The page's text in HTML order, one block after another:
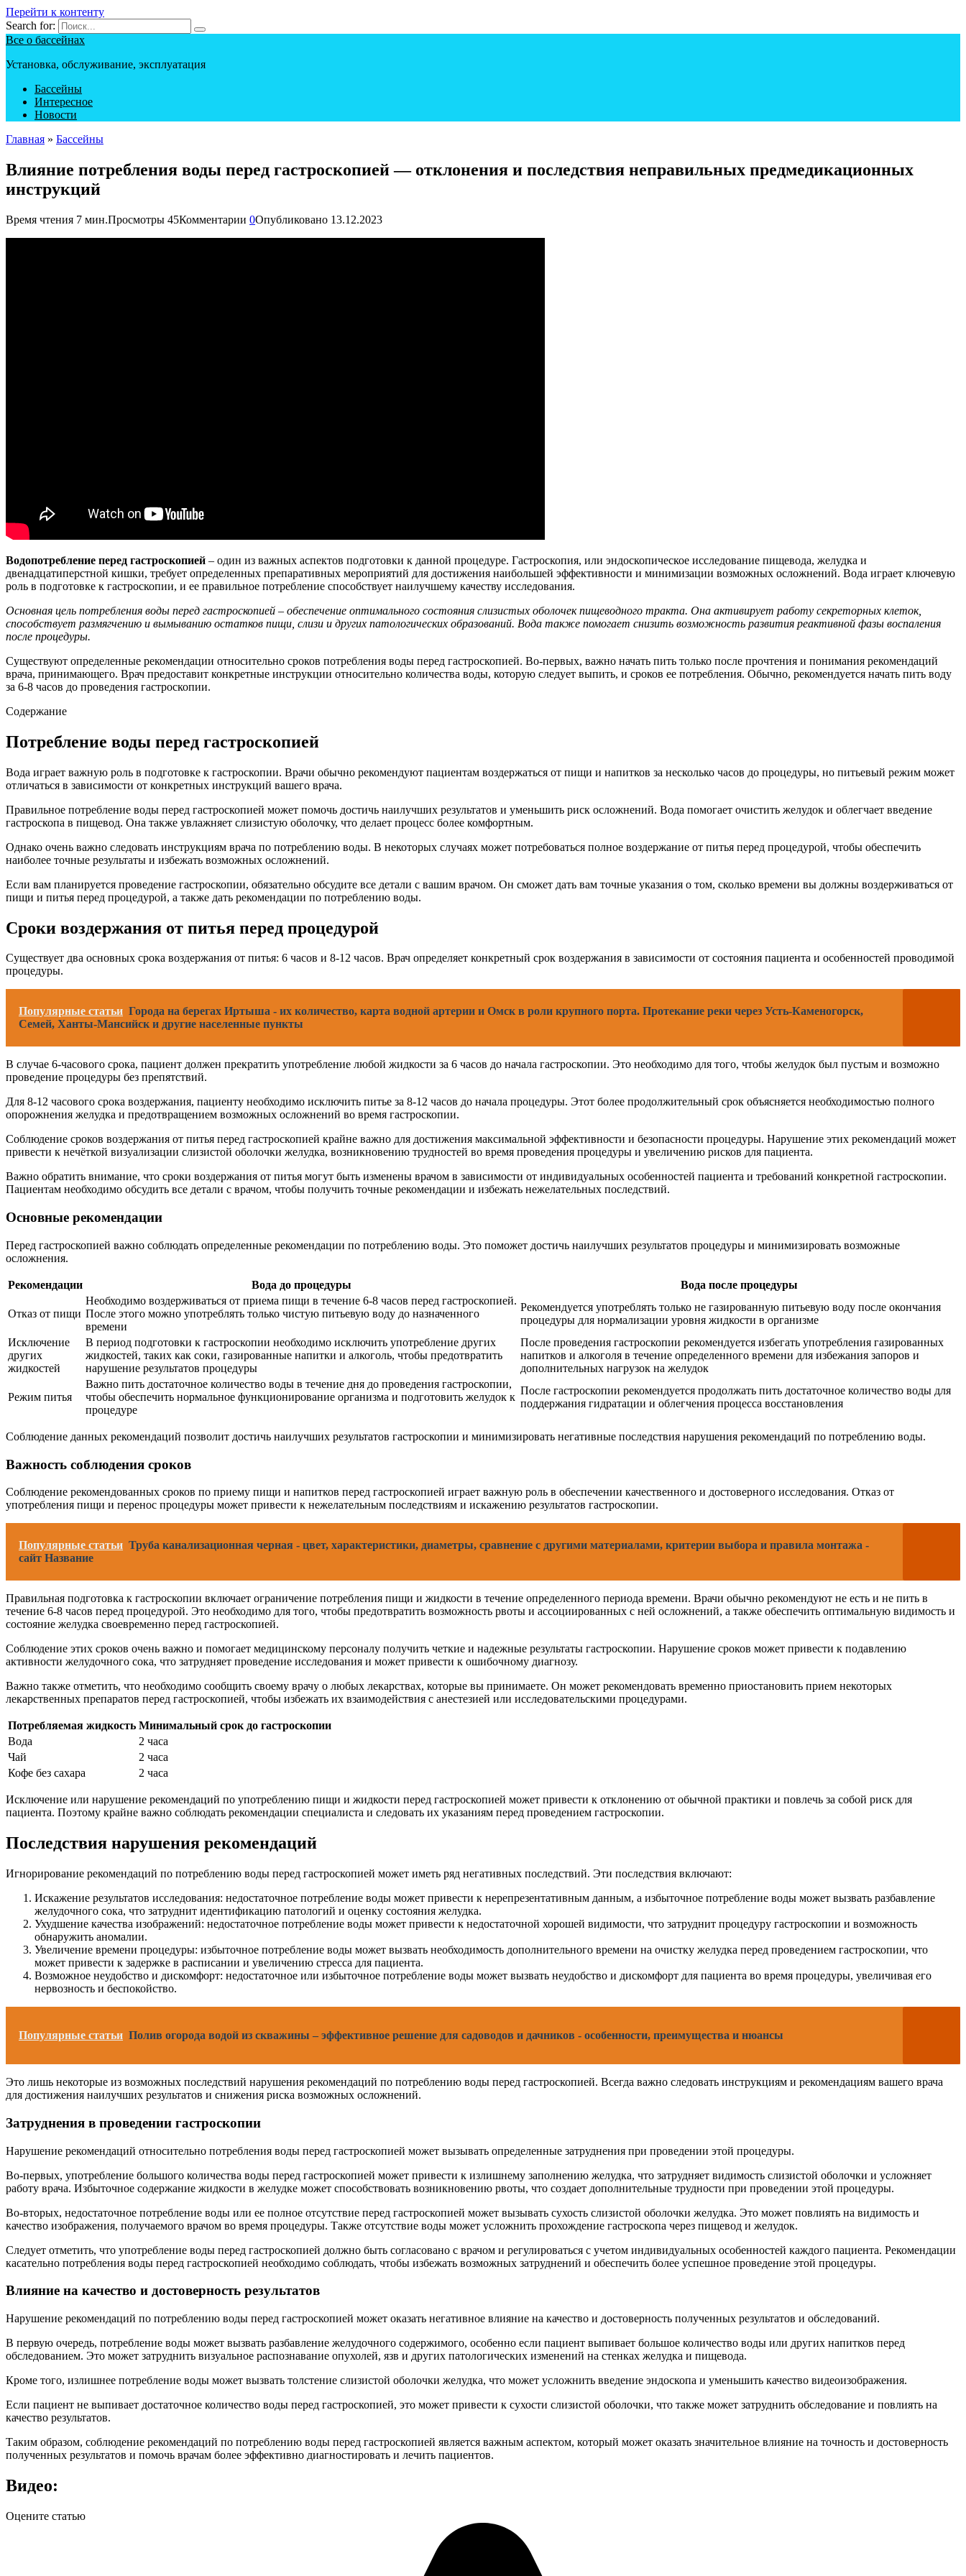
Перейти к контенту
Search for:
Все о бассейнах
Установка, обслуживание, эксплуатация
Бассейны
Интересное
Новости
Главная » Бассейны
Влияние потребления воды перед гастроскопией — отклонения и последствия неправильных предмедикационных
инструкций
Время чтения 7 мин.Просмотры 45Комментарии 0Опубликовано 13.12.2023
Водопотребление перед гастроскопией – один из важных аспектов подготовки к данной процедуре. Гастроскопия, или эндоскопическое исследование пищевода, желудка и
двенадцатиперстной кишки, требует определенных препаративных мероприятий для достижения наибольшей эффективности и минимизации возможных осложнений. Вода играет ключевую
роль в подготовке к гастроскопии, и ее правильное потребление способствует наилучшему качеству исследования.
Основная цель потребления воды перед гастроскопией – обеспечение оптимального состояния слизистых оболочек пищеводного тракта. Она активирует работу секреторных клеток,
способствует размягчению и вымыванию остатков пищи, слизи и других патологических образований. Вода также помогает снизить возможность развития реактивной фазы воспаления
после процедуры.
Существуют определенные рекомендации относительно сроков потребления воды перед гастроскопией. Во-первых, важно начать пить только после прочтения и понимания рекомендаций
врача, принимающего. Врач предоставит конкретные инструкции относительно количества воды, которую следует выпить, и сроков ее потребления. Обычно, рекомендуется начать пить воду
за 6-8 часов до проведения гастроскопии.
Содержание
Потребление воды перед гастроскопией
Вода играет важную роль в подготовке к гастроскопии. Врачи обычно рекомендуют пациентам воздержаться от пищи и напитков за несколько часов до процедуры, но питьевый режим может
отличаться в зависимости от конкретных инструкций вашего врача.
Правильное потребление воды перед гастроскопией может помочь достичь наилучших результатов и уменьшить риск осложнений. Вода помогает очистить желудок и облегчает введение
гастроскопа в пищевод. Она также увлажняет слизистую оболочку, что делает процесс более комфортным.
Однако очень важно следовать инструкциям врача по потреблению воды. В некоторых случаях может потребоваться полное воздержание от питья перед процедурой, чтобы обеспечить
наиболее точные результаты и избежать возможных осложнений.
Если вам планируется проведение гастроскопии, обязательно обсудите все детали с вашим врачом. Он сможет дать вам точные указания о том, сколько времени вы должны воздерживаться от
пищи и питья перед процедурой, а также дать рекомендации по потреблению воды.
Сроки воздержания от питья перед процедурой
Существует два основных срока воздержания от питья: 6 часов и 8-12 часов. Врач определяет конкретный срок воздержания в зависимости от состояния пациента и особенностей проводимой
процедуры.
Популярные статьи Города на берегах Иртыша - их количество, карта водной артерии и Омск в роли крупного порта. Протекание реки через Усть-Каменогорск,
Семей, Ханты-Мансийск и другие населенные пункты
В случае 6-часового срока, пациент должен прекратить употребление любой жидкости за 6 часов до начала гастроскопии. Это необходимо для того, чтобы желудок был пустым и возможно
проведение процедуры без препятствий.
Для 8-12 часового срока воздержания, пациенту необходимо исключить питье за 8-12 часов до начала процедуры. Этот более продолжительный срок объясняется необходимостью полного
опорожнения желудка и предотвращением возможных осложнений во время гастроскопии.
Соблюдение сроков воздержания от питья перед гастроскопией крайне важно для достижения максимальной эффективности и безопасности процедуры. Нарушение этих рекомендаций может
привести к нечёткой визуализации слизистой оболочки желудка, возникновению трудностей во время проведения процедуры и увеличению рисков для пациента.
Важно обратить внимание, что сроки воздержания от питья могут быть изменены врачом в зависимости от индивидуальных особенностей пациента и требований конкретной гастроскопии.
Пациентам необходимо обсудить все детали с врачом, чтобы получить точные рекомендации и избежать нежелательных последствий.
Основные рекомендации
Перед гастроскопией важно соблюдать определенные рекомендации по потреблению воды. Это поможет достичь наилучших результатов процедуры и минимизировать возможные
осложнения.
Рекомендации Вода до процедуры Вода после процедуры
Отказ от пищи
Необходимо воздерживаться от приема пищи в течение 6-8 часов перед гастроскопией.
После этого можно употреблять только чистую питьевую воду до назначенного
времени
Рекомендуется употреблять только не газированную питьевую воду после окончания
процедуры для нормализации уровня жидкости в организме
Исключение
других
жидкостей
В период подготовки к гастроскопии необходимо исключить употребление других
жидкостей, таких как соки, газированные напитки и алкоголь, чтобы предотвратить
нарушение результатов процедуры
После проведения гастроскопии рекомендуется избегать употребления газированных
напитков и алкоголя в течение определенного времени для избежания запоров и
дополнительных нагрузок на желудок
Режим питья
Важно пить достаточное количество воды в течение дня до проведения гастроскопии,
чтобы обеспечить нормальное функционирование организма и подготовить желудок к
процедуре
После гастроскопии рекомендуется продолжать пить достаточное количество воды для
поддержания гидратации и облегчения процесса восстановления
Соблюдение данных рекомендаций позволит достичь наилучших результатов гастроскопии и минимизировать негативные последствия нарушения рекомендаций по потреблению воды.
Важность соблюдения сроков
Соблюдение рекомендованных сроков по приему пищи и напитков перед гастроскопией играет важную роль в обеспечении качественного и достоверного исследования. Отказ от
употребления пищи и перенос процедуры может привести к нежелательным последствиям и искажению результатов гастроскопии.
Популярные статьи Труба канализационная черная - цвет, характеристики, диаметры, сравнение с другими материалами, критерии выбора и правила монтажа -
сайт Название
Правильная подготовка к гастроскопии включает ограничение потребления пищи и жидкости в течение определенного периода времени. Врачи обычно рекомендуют не есть и не пить в
течение 6-8 часов перед процедурой. Это необходимо для того, чтобы предотвратить возможность рвоты и ассоциированных с ней осложнений, а также обеспечить оптимальную видимость и
состояние желудка своевременно перед гастроскопией.
Соблюдение этих сроков очень важно и помогает медицинскому персоналу получить четкие и надежные результаты гастроскопии. Нарушение сроков может привести к подавлению
активности желудочного сока, что затрудняет проведение исследования и может привести к ошибочному диагнозу.
Важно также отметить, что необходимо сообщить своему врачу о любых лекарствах, которые вы принимаете. Он может рекомендовать временно приостановить прием некоторых
лекарственных препаратов перед гастроскопией, чтобы избежать их взаимодействия с анестезией или исследовательскими процедурами.
Потребляемая жидкость Минимальный срок до гастроскопии
Вода
2 часа
Чай
2 часа
Кофе без сахара
2 часа
Исключение или нарушение рекомендаций по употреблению пищи и жидкости перед гастроскопией может привести к отклонению от обычной практики и повлечь за собой риск для
пациента. Поэтому крайне важно соблюдать рекомендации специалиста и следовать их указаниям перед проведением гастроскопии.
Последствия нарушения рекомендаций
Игнорирование рекомендаций по потреблению воды перед гастроскопией может иметь ряд негативных последствий. Эти последствия включают:
Искажение результатов исследования: недостаточное потребление воды может привести к нерепрезентативным данным, а избыточное потребление воды может вызвать разбавление
желудочного сока, что затруднит идентификацию патологий и оценку состояния желудка.
Ухудшение качества изображений: недостаточное потребление воды может привести к недостаточной хорошей видимости, что затруднит процедуру гастроскопии и возможность
обнаружить аномалии.
Увеличение времени процедуры: избыточное потребление воды может вызвать необходимость дополнительного времени на очистку желудка перед проведением гастроскопии, что
может привести к задержке в расписании и увеличению стресса для пациента.
Возможное неудобство и дискомфорт: недостаточное или избыточное потребление воды может вызвать неудобство и дискомфорт для пациента во время процедуры, увеличивая его
нервозность и беспокойство.
Популярные статьи Полив огорода водой из скважины – эффективное решение для садоводов и дачников - особенности, преимущества и нюансы
Это лишь некоторые из возможных последствий нарушения рекомендаций по потреблению воды перед гастроскопией. Всегда важно следовать инструкциям и рекомендациям вашего врача
для достижения наилучших результатов и снижения риска возможных осложнений.
Затруднения в проведении гастроскопии
Нарушение рекомендаций относительно потребления воды перед гастроскопией может вызывать определенные затруднения при проведении этой процедуры.
Во-первых, употребление большого количества воды перед гастроскопией может привести к излишнему заполнению желудка, что затрудняет видимость слизистой оболочки и усложняет
работу врача. Избыточное содержание жидкости в желудке может способствовать возникновению рвоты, что создает дополнительные трудности при проведении этой процедуры.
Во-вторых, недостаточное потребление воды или ее полное отсутствие перед гастроскопией может вызывать сухость слизистой оболочки желудка. Это может повлиять на видимость и
качество изображения, получаемого врачом во время процедуры. Также отсутствие воды может усложнить прохождение гастроскопа через пищевод и желудок.
Следует отметить, что употребление воды перед гастроскопией должно быть согласовано с врачом и регулироваться с учетом индивидуальных особенностей каждого пациента. Рекомендации
касательно потребления воды перед гастроскопией необходимо соблюдать, чтобы избежать возможных затруднений и обеспечить более успешное проведение этой процедуры.
Влияние на качество и достоверность результатов
Нарушение рекомендаций по потреблению воды перед гастроскопией может оказать негативное влияние на качество и достоверность полученных результатов и обследований.
В первую очередь, потребление воды может вызвать разбавление желудочного содержимого, особенно если пациент выпивает большое количество воды или других напитков перед
обследованием. Это может затруднить визуальное распознавание опухолей, язв и других патологических изменений на стенках желудка и пищевода.
Кроме того, излишнее потребление воды может вызвать толстение слизистой оболочки желудка, что может усложнить введение эндоскопа и уменьшить качество видеоизображения.
Если пациент не выпивает достаточное количество воды перед гастроскопией, это может привести к сухости слизистой оболочки, что также может затруднить обследование и повлиять на
качество результатов.
Таким образом, соблюдение рекомендаций по потреблению воды перед гастроскопией является важным аспектом, который может оказать значительное влияние на точность и достоверность
полученных результатов и помочь врачам более эффективно диагностировать и лечить пациентов.
Видео:
Оцените статью